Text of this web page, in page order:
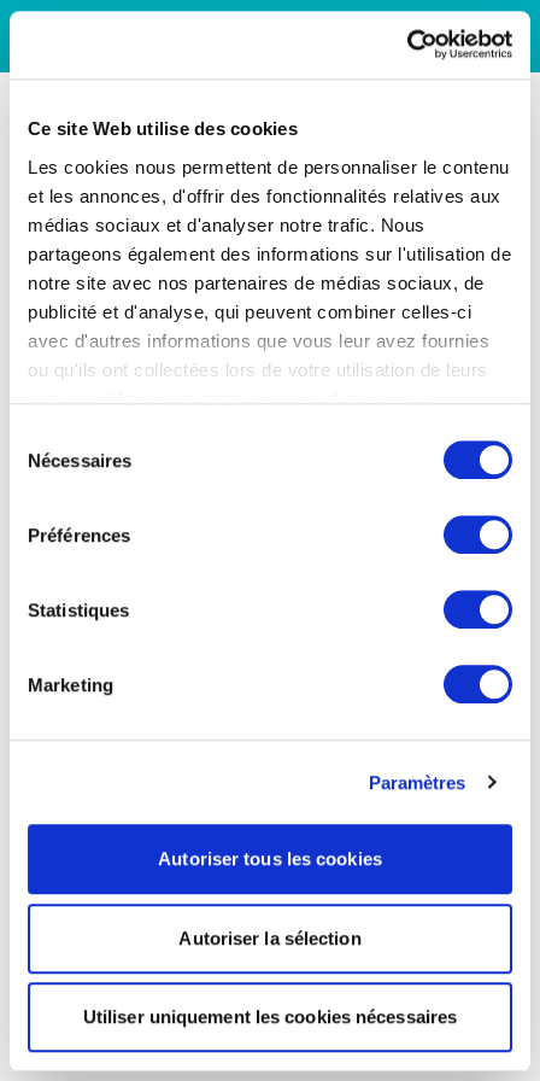
Ce site Web utilise des cookies
Les cookies nous permettent de personnaliser le contenu
et les annonces, d'offrir des fonctionnalités relatives aux
médias sociaux et d'analyser notre trafic. Nous
partageons également des informations sur l'utilisation de
notre site avec nos partenaires de médias sociaux, de
publicité et d'analyse, qui peuvent combiner celles-ci
avec d'autres informations que vous leur avez fournies
ou qu'ils ont collectées lors de votre utilisation de leurs
Nécessaires
Préférences
Statistiques
Marketing
Paramètres
Autoriser tous les cookies
Autoriser la sélection
Utiliser uniquement les cookies nécessaires